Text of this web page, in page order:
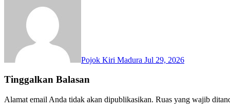
Pojok Kiri Madura Jul 29, 2026
Tinggalkan Balasan
Alamat email Anda tidak akan dipublikasikan. Ruas yang wajib